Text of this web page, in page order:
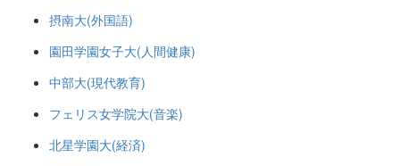
摂南大(外国語)
園田学園女子大(人間健康)
中部大(現代教育)
フェリス女学院大(音楽)
北星学園大(経済)